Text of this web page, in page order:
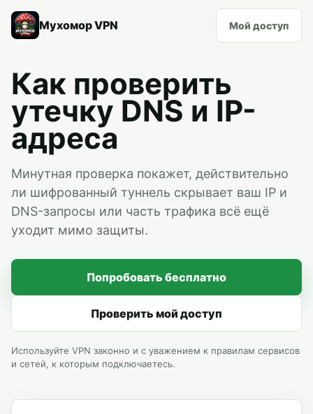
Мухомор VPN Мой доступ
Как проверить
утечку DNS и IP-
адреса
Минутная проверка покажет, действительно
ли шифрованный туннель скрывает ваш IP и
DNS-запросы или часть трафика всё ещё
уходит мимо защиты.
Попробовать бесплатно
Проверить мой доступ
Используйте VPN законно и с уважением к правилам сервисов
и сетей, к которым подключаетесь.